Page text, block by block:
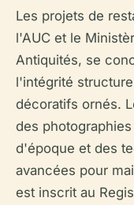
Les projets de
l'AUC et le
Antiquités, se
l'intégrité
décoratifs ornés.
des
d'époque et des
avancées pour
est inscrit au